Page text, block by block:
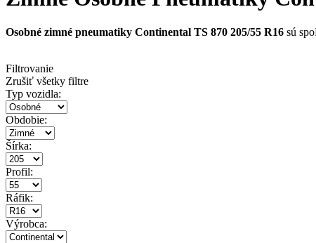
Osobné zimné pneumatiky Continental TS 870 205/55 R16 sú
Filtrovanie
Zrušiť všetky filtre
Typ vozidla:
Obdobie:
Šírka:
Profil:
Ráfik:
Výrobca: